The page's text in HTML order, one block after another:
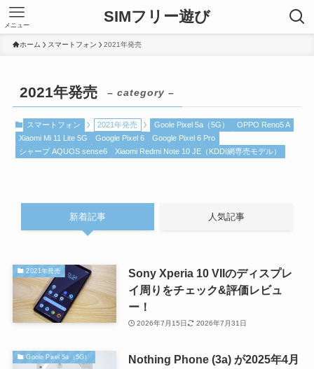
SIMフリー遊び
メニュー
ホーム スマートフォン 2021年発売
2021年発売 – category –
スマートフォン 2021年発売 Goole Pixel 5a（5G）
OPPO Reno5 A
Xiaomi Mi 11 Lite 5G
Google Pixel 6
Google Pixel 6 Pro
シャープ AQUOS sense6
Xiaomi Redmi Note 10 JE（KDDI網専売モデル）
新着記事 人気記事
2021年発売
Sony Xperia 10 VIIのディスプレ
イ周りをチェック&評価レビュ
ー！
2026年7月15日 2026年7月31日
Goole Pixel 5a（5G）
Nothing Phone (3a) が2025年4月